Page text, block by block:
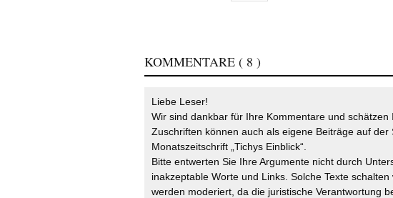
KOMMENTARE ( 8 )
Liebe Leser!
Wir sind dankbar für Ihre Kommentare und
Zuschriften können auch als eigene Beiträge auf
Monatszeitschrift „Tichys Einblick“.
Bitte entwerten Sie Ihre Argumente nicht durch
inakzeptable Worte und Links. Solche Texte
werden moderiert, da die juristische Verantwortung